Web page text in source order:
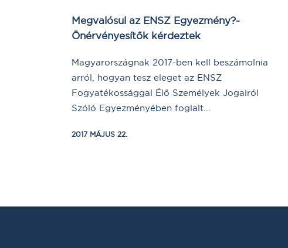
Megvalósul az ENSZ Egyezmény?-
Önérvényesítők kérdeztek
Magyarországnak 2017-ben kell beszámolnia
arról, hogyan tesz eleget az ENSZ
Fogyatékossággal Élő Személyek Jogairól
Szóló Egyezményében foglalt...
2017 MÁJUS 22.